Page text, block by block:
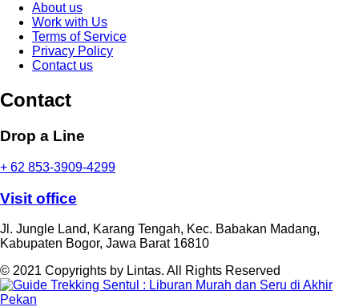
About us
Work with Us
Terms of Service
Privacy Policy
Contact us
Contact
Drop a Line
+ 62 853-3909-4299
Visit office
Jl. Jungle Land, Karang Tengah, Kec. Babakan Madang,
Kabupaten Bogor, Jawa Barat 16810
© 2021 Copyrights by Lintas. All Rights Reserved